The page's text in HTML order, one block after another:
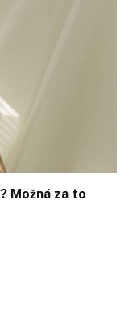
Možná za to